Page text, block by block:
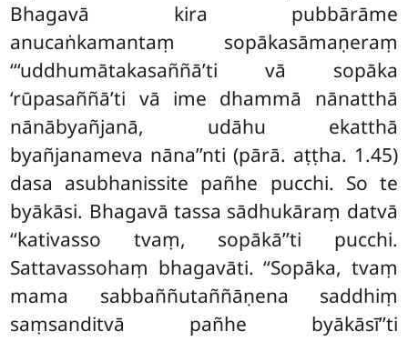
Bhagavā kira pubbārāme
anucaṅkamantaṃ sopākasāmaṇeraṃ
‘‘‘uddhumātakasaññā’ti vā sopāka
‘rūpasaññā’ti vā ime dhammā nānatthā
nānābyañjanā, udāhu ekatthā
byañjanameva nāna’’nti (pārā. aṭṭha. 1.45)
dasa asubhanissite pañhe pucchi. So te
byākāsi. Bhagavā tassa sādhukāraṃ datvā
‘‘kativasso tvaṃ, sopākā’’ti pucchi.
Sattavassohaṃ bhagavāti. ‘‘Sopāka, tvaṃ
mama sabbaññutaññāṇena saddhiṃ
saṃsanditvā pañhe byākāsī’’ti